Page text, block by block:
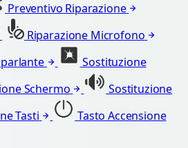
Preventivo Riparazione
Riparazione Microfono
Sostituzione
Schermo
Sostituzione
Tasti Tasto Accensione